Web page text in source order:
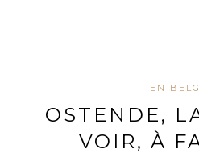
EN
OSTENDE,
VOIR, À